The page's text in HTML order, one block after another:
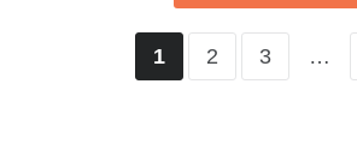
1 2 3 …